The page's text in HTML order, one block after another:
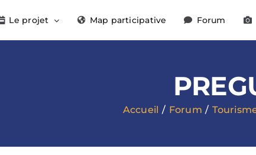
Le projet Map participative Forum
Accueil Forum